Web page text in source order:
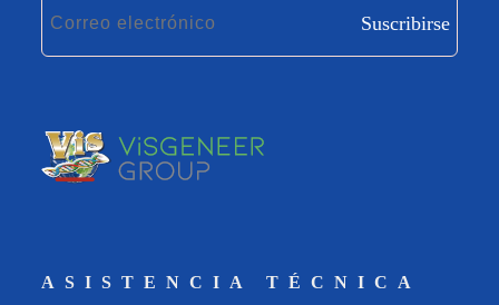
Crear una cuenta exclusiva
Quiero registrarme
Suscribirse
ASISTENCIA TÉCNICA